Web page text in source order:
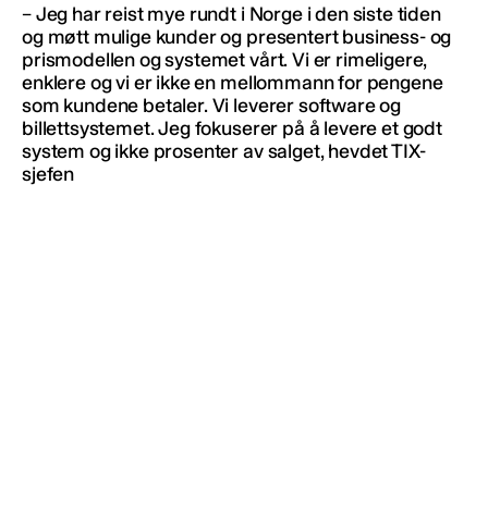
– Jeg har reist mye rundt i Norge i den siste tiden
og møtt mulige kunder og presentert business- og
prismodellen og systemet vårt. Vi er rimeligere,
enklere og vi er ikke en mellommann for pengene
som kundene betaler. Vi leverer software og
billettsystemet. Jeg fokuserer på å levere et godt
system og ikke prosenter av salget, hevdet TIX-
sjefen